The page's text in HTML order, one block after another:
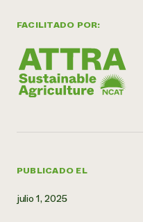
FACILITADO POR:
PUBLICADO EL
julio 1, 2025